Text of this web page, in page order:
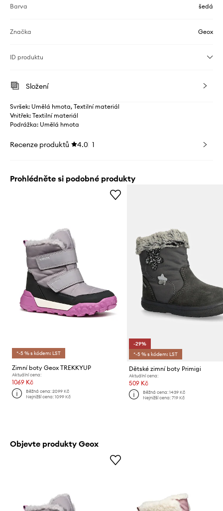
Barva šedá
Značka Geox
ID produktu
Složení
Svršek: Umělá hmota, Textilní materiál
Vnitřek: Textilní materiál
Podrážka: Umělá hmota
Recenze produktů 4.0 1
Prohlédněte si podobné produkty
*-5 % s kódem: LST
Zimní boty Geox TREKKYUP
Aktuální cena:
1069 Kč
Běžná cena:2099 Kč
Nejnižší cena:1099 Kč
-29%
*-5 % s kódem: LST
Dětské zimní boty Primigi
Aktuální cena:
509 Kč
Běžná cena: 1439 Kč
Nejnižší cena: 719 Kč
Objevte produkty Geox